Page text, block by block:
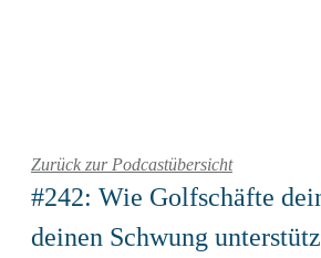
Zurück zur Podcastübersicht
#242: Wie Golfschäfte
deinen Schwung